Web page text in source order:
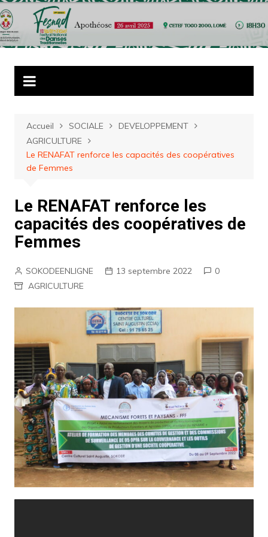
Aller
au
contenu
Accueil SOCIALE
DEVELOPPEMENT
AGRICULTURE
Le RENAFAT renforce les capacités des coopératives
de Femmes
Le RENAFAT renforce les
capacités des coopératives de
Femmes
SOKODEENLIGNE 13 septembre 2022
0
AGRICULTURE